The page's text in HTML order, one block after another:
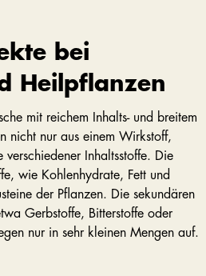
bei
Heilpflanzen
mit reichem Inhalts- und breitem
nicht nur aus einem Wirkstoff,
verschiedener Inhaltsstoffe. Die
wie Kohlenhydrate, Fett und
der Pflanzen. Die sekundären
Gerbstoffe, Bitterstoffe oder
nur in sehr kleinen Mengen auf.